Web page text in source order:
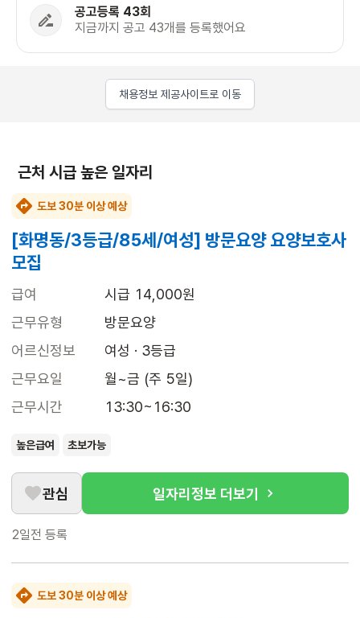
공고등록 43회
지금까지 공고 43개를 등록했어요
채용정보 제공사이트로 이동
근처 시급 높은 일자리
도보 30분 이상 예상
[화명동/3등급/85세/여성] 방문요양 요양보호사
모집
급여
시급 14,000원
근무유형
방문요양
어르신정보
여성 · 3등급
근무요일
월~금 (주 5일)
근무시간
13:30~16:30
높은급여 초보가능
관심 일자리정보 더보기
2일전 등록
도보 30분 이상 예상